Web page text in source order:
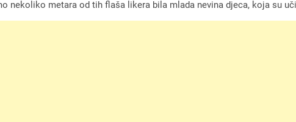
nekoliko metara od tih flaša likera bila mlada nevina djeca, koja su